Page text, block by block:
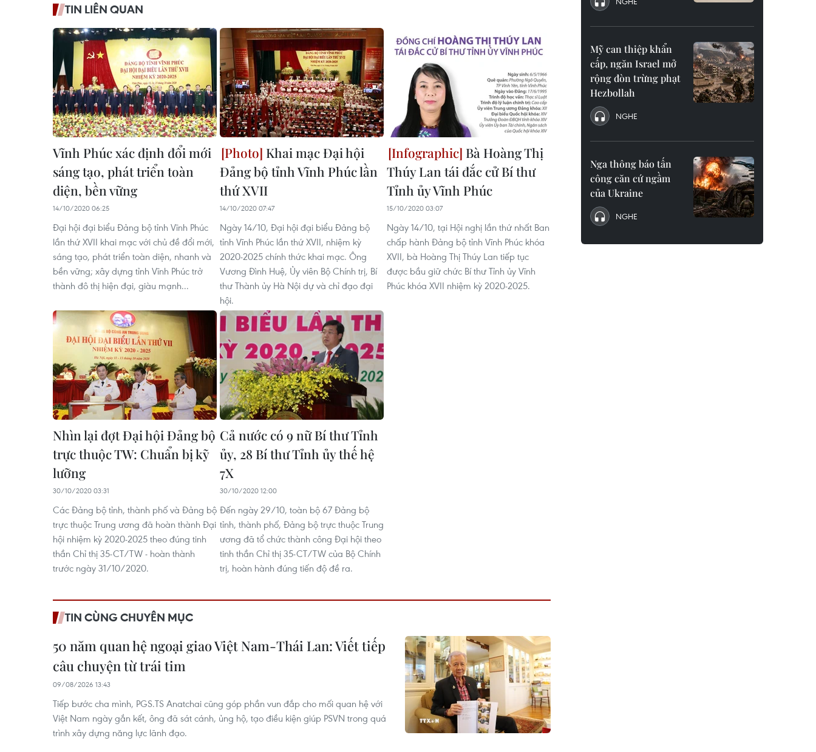
TIN LIÊN QUAN
Vĩnh Phúc xác định đổi mới
sáng tạo, phát triển toàn
diện, bền vững
14/10/2020 06:25
Đại hội đại biểu Đảng bộ tỉnh Vĩnh Phúc
lần thứ XVII khai mạc với chủ đề đổi mới,
sáng tạo, phát triển toàn diện, nhanh và
bền vững; xây dựng tỉnh Vĩnh Phúc trở
thành đô thị hiện đại, giàu mạnh...
Khai mạc Đại hội
Đảng bộ tỉnh Vĩnh Phúc lần
thứ XVII
14/10/2020 07:47
Ngày 14/10, Đại hội đại biểu Đảng bộ
tỉnh Vĩnh Phúc lần thứ XVII, nhiệm kỳ
2020-2025 chính thức khai mạc. Ông
Vương Đình Huệ, Ủy viên Bộ Chính trị, Bí
thư Thành ủy Hà Nội dự và chỉ đạo đại
hội.
Bà Hoàng Thị
Thúy Lan tái đắc cử Bí thư
Tỉnh ủy Vĩnh Phúc
15/10/2020 03:07
Ngày 14/10, tại Hội nghị lần thứ nhất Ban
chấp hành Đảng bộ tỉnh Vĩnh Phúc khóa
XVII, bà Hoàng Thị Thúy Lan tiếp tục
được bầu giữ chức Bí thư Tỉnh ủy Vĩnh
Phúc khóa XVII nhiệm kỳ 2020-2025.
Nhìn lại đợt Đại hội Đảng bộ
trực thuộc TW: Chuẩn bị kỹ
lưỡng
30/10/2020 03:31
Các Đảng bộ tỉnh, thành phố và Đảng bộ
trực thuộc Trung ương đã hoàn thành Đại
hội nhiệm kỳ 2020-2025 theo đúng tinh
thần Chỉ thị 35-CT/TW - hoàn thành
trước ngày 31/10/2020.
Cả nước có 9 nữ Bí thư Tỉnh
ủy, 28 Bí thư Tỉnh ủy thế hệ
7X
30/10/2020 12:00
Đến ngày 29/10, toàn bộ 67 Đảng bộ
tỉnh, thành phố, Đảng bộ trực thuộc Trung
ương đã tổ chức thành công Đại hội theo
tinh thần Chỉ thị 35-CT/TW của Bộ Chính
trị, hoàn hành đúng tiến độ đề ra.
TIN CÙNG CHUYÊN MỤC
50 năm quan hệ ngoại giao Việt Nam-Thái Lan: Viết tiếp
câu chuyện từ trái tim
09/08/2026 13:43
Tiếp bước cha mình, PGS.TS Anatchai cũng góp phần vun đắp cho mối quan hệ với
Việt Nam ngày gắn kết, ông đã sát cánh, ủng hộ, tạo điều kiện giúp PSVN trong quá
trình xây dựng năng lực lãnh đạo.
Mỹ can thiệp khẩn
cấp, ngăn Israel mở
rộng đòn trừng phạt
Hezbollah
NGHE
Nga thông báo tấn
công căn cứ ngầm
của Ukraine
NGHE